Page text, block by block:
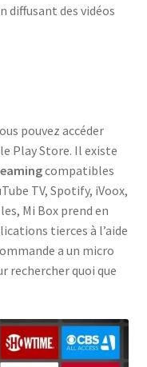
diffusant des vidéos
pouvez accéder
Play Store. Il existe
compatibles
TV, Spotify, iVoox,
Mi Box prend en
tierces à l’aide
a un micro
rechercher quoi que